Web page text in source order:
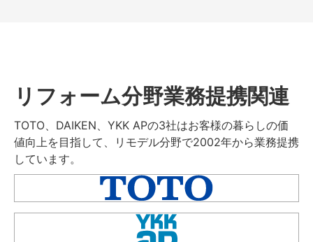
リフォーム分野業務提携関連
TOTO、DAIKEN、YKK APの3社はお客様の暮らしの価
値向上を目指して、リモデル分野で2002年から業務提携
しています。